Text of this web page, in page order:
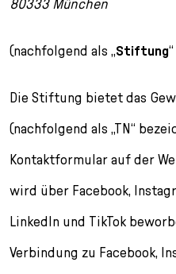
e
i
g
n
g
n
T
L
a
g
u
u
s
p
i
n
e
n
80333 München
(nachfolgend als „Stiftung
Die Stiftung bietet das
(nachfolgend als „TN“
Kontaktformular auf der
wird über Facebook,
LinkedIn und TikTok
Verbindung zu Facebook,